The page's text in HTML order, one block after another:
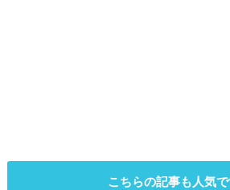
こちらの記事も人気で